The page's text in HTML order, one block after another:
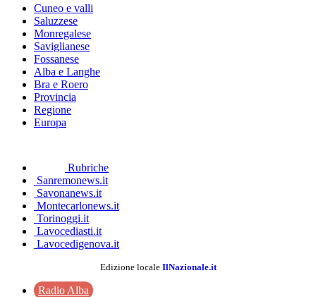
Cuneo e valli
Saluzzese
Monregalese
Saviglianese
Fossanese
Alba e Langhe
Bra e Roero
Provincia
Regione
Europa
Rubriche
Sanremonews.it
Savonanews.it
Montecarlonews.it
Torinoggi.it
Lavocediasti.it
Lavocedigenova.it
Edizione locale IlNazionale.it
Radio Alba